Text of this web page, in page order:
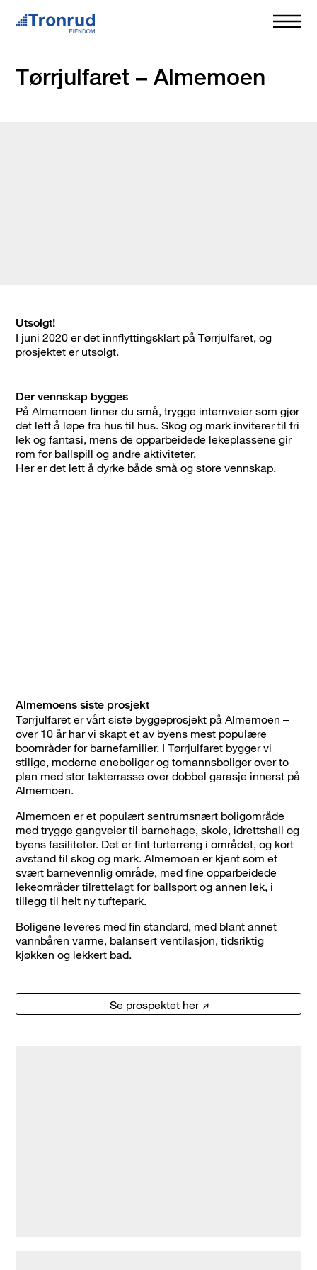
Tørrjulfaret – Almemoen
Utsolgt!
I juni 2020 er det innflyttingsklart på Tørrjulfaret, og
prosjektet er utsolgt.
Der vennskap bygges
På Almemoen finner du små, trygge internveier som gjør
det lett å løpe fra hus til hus. Skog og mark inviterer til fri
lek og fantasi, mens de opparbeidede lekeplassene gir
rom for ballspill og andre aktiviteter.
Her er det lett å dyrke både små og store vennskap.
Almemoens siste prosjekt
Tørrjulfaret er vårt siste byggeprosjekt på Almemoen –
over 10 år har vi skapt et av byens mest populære
boområder for barnefamilier. I Tørrjulfaret bygger vi
stilige, moderne eneboliger og tomannsboliger over to
plan med stor takterrasse over dobbel garasje innerst på
Almemoen.
Almemoen er et populært sentrumsnært boligområde
med trygge gangveier til barnehage, skole, idrettshall og
byens fasiliteter. Det er fint turterreng i området, og kort
avstand til skog og mark. Almemoen er kjent som et
svært barnevennlig område, med fine opparbeidede
lekeområder tilrettelagt for ballsport og annen lek, i
tillegg til helt ny tuftepark.
Boligene leveres med fin standard, med blant annet
vannbåren varme, balansert ventilasjon, tidsriktig
kjøkken og lekkert bad.
Se prospektet her